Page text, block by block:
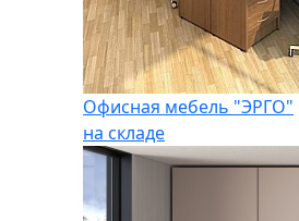
Офисная мебель "ЭРГО"
на складе